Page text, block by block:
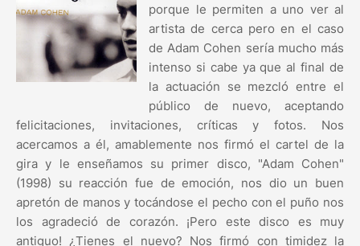
porque le permiten a uno ver al
artista de cerca pero en el caso
de Adam Cohen sería mucho más
intenso si cabe ya que al final de
la actuación se mezcló entre el
público de nuevo, aceptando
felicitaciones, invitaciones, críticas y fotos. Nos
acercamos a él, amablemente nos firmó el cartel de la
gira y le enseñamos su primer disco, "Adam Cohen"
(1998) su reacción fue de emoción, nos dio un buen
apretón de manos y tocándose el pecho con el puño nos
los agradeció de corazón. ¡Pero este disco es muy
antiguo! ¿Tienes el nuevo? Nos firmó con timidez la